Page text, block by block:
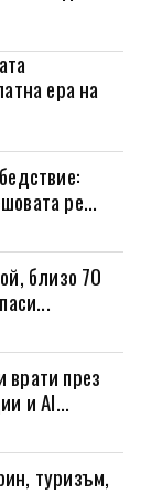
ера на
ре...
близо 70
през
и AI...
туризъм,